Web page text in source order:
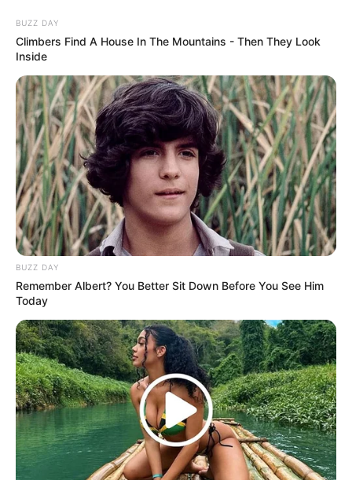
HOME
SERIES
BUZZ DAY
Climbers Find A House In The Mountains - Then They Look
Inside
BUZZ DAY
Remember Albert? You Better Sit Down Before You See Him
Today